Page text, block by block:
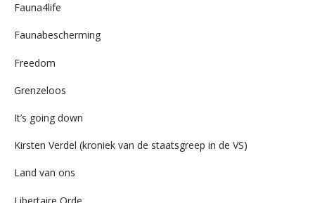
Fauna4life
Faunabescherming
Freedom
Grenzeloos
It’s going down
Kirsten Verdel (kroniek van de staatsgreep in de VS)
Land van ons
Libertaire Orde